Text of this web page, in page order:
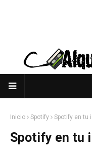
Inicio Spotify Spotify en tu
Spotify en tu